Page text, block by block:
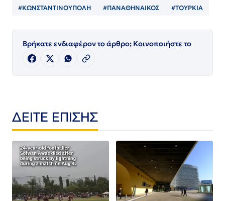
#ΚΩΝΣΤΑΝΤΙΝΟΥΠΟΛΗ #ΠΑΝΑΘΗΝΑΙΚΟΣ #ΤΟΥΡΚΙΑ
Βρήκατε ενδιαφέρον το άρθρο; Κοινοποιήστε το
ΔΕΙΤΕ ΕΠΙΣΗΣ